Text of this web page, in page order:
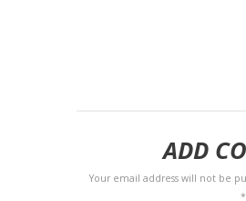
ADD
Your email address will not be